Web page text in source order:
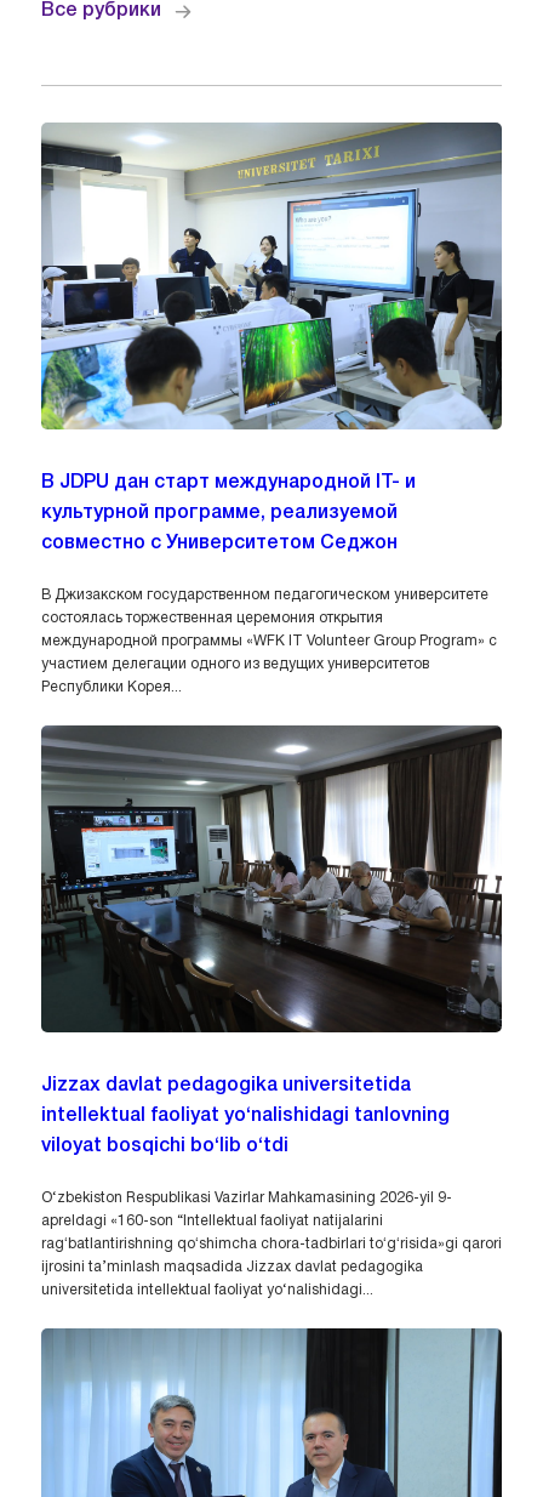
Все рубрики
В JDPU дан старт международной IT- и
культурной программе, реализуемой
совместно с Университетом Седжон
В Джизакском государственном педагогическом университете
состоялась торжественная церемония открытия
международной программы «WFK IT Volunteer Group Program» с
участием делегации одного из ведущих университетов
Республики Корея...
Jizzax davlat pedagogika universitetida
intellektual faoliyat yo‘nalishidagi tanlovning
viloyat bosqichi bo‘lib o‘tdi
O‘zbekiston Respublikasi Vazirlar Mahkamasining 2026-yil 9-
apreldagi «160-son “Intellektual faoliyat natijalarini
ragʻbatlantirishning qoʻshimcha chora-tadbirlari toʻgʻrisida»gi qarori
ijrosini ta’minlash maqsadida Jizzax davlat pedagogika
universitetida intellektual faoliyat yo‘nalishidagi...